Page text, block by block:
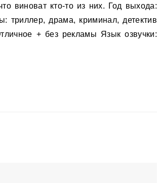
виноват кто-то из них. Год выхода:
триллер, драма, криминал, детектив
+ без рекламы Язык озвучки: